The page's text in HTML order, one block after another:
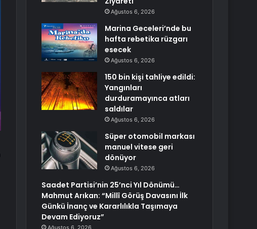
Ağustos 6, 2026
Marina Geceleri’nde bu
hafta rebetika rüzgarı
esecek
Ağustos 6, 2026
150 bin kişi tahliye edildi:
Yangınları
durduramayınca atları
saldılar
Ağustos 6, 2026
Süper otomobil markası
manuel vitese geri
dönüyor
Ağustos 6, 2026
Saadet Partisi’nin 25’nci Yıl Dönümü…
Mahmut Arıkan: “Millî Görüş Davasını İlk
Günkü İnanç ve Kararlılıkla Taşımaya
Devam Ediyoruz”
Ağustos 6, 2026